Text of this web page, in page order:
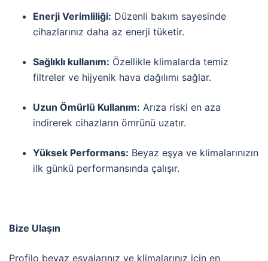
Enerji Verimliliği: Düzenli bakım sayesinde
cihazlarınız daha az enerji tüketir.
Sağlıklı kullanım: Özellikle klimalarda temiz
filtreler ve hijyenik hava dağılımı sağlar.
Uzun Ömürlü Kullanım: Arıza riski en aza
indirerek cihazların ömrünü uzatır.
Yüksek Performans: Beyaz eşya ve klimalarınızın
ilk günkü performansında çalışır.
Bize Ulaşın
Profilo beyaz eşyalarınız ve klimalarınız için en